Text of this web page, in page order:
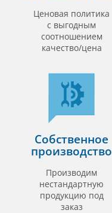
Ценовая политика
с выгодным
соотношением
качество/цена
Собственное
производство
Производим
нестандартную
продукцию под
заказ